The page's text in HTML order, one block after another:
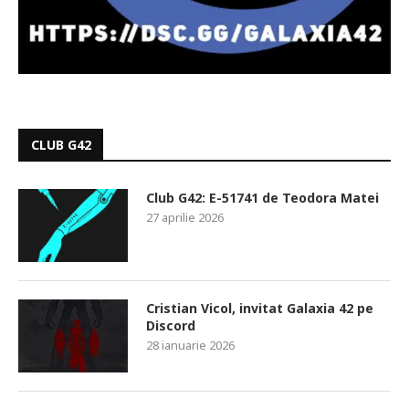
CLUB G42
Club G42: E-51741 de Teodora Matei
27 aprilie 2026
Cristian Vicol, invitat Galaxia 42 pe
Discord
28 ianuarie 2026